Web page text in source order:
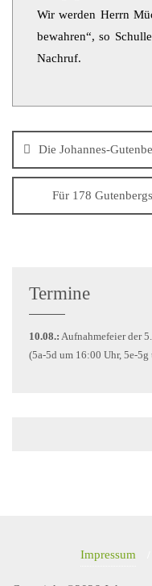
Wir werden Herrn
bewahren“, so
Nachruf.
Die Johannes-
Für 178
Termine
10.08.: Aufnahmefeier der
(5a-5d um 16:00 Uhr, 5e-
Impressum